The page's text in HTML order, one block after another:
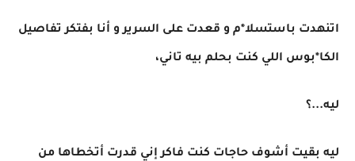
اتنهدت باستسلا*م و قعدت على السرير و أنا بفتكر تفاصيل
الكا*بوس اللي كنت بحلم بيه تاني،
ليه...؟
ليه بقيت أشوف حاجات كنت فاكر إني قدرت أتخطاها من